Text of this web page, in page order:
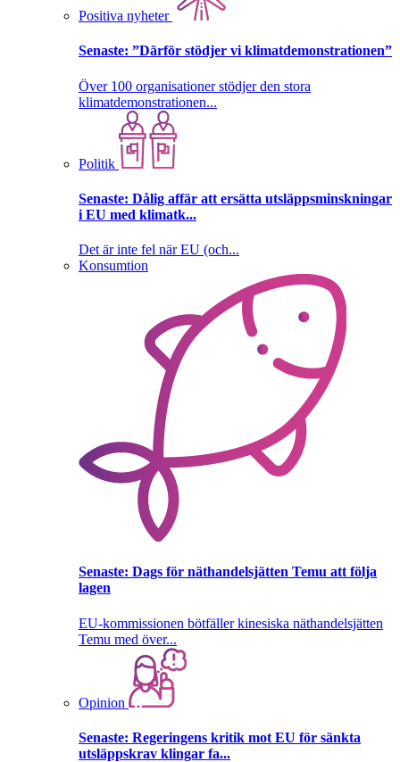
Positiva nyheter
Senaste: ”Därför stödjer vi klimatdemonstrationen”
Över 100 organisationer stödjer den stora
klimatdemonstrationen...
Politik
Senaste: Dålig affär att ersätta utsläppsminskningar
i EU med klimatk...
Det är inte fel när EU (och...
Konsumtion
Senaste: Dags för näthandelsjätten Temu att följa
lagen
EU-kommissionen bötfäller kinesiska näthandelsjätten
Temu med över...
Opinion
Senaste: Regeringens kritik mot EU för sänkta
utsläppskrav klingar fa...